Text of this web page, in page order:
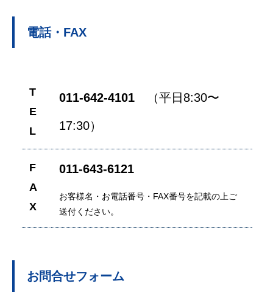
電話・FAX
T
E
L
011-642-4101 （平日8:30〜
17:30）
F
A
X
011-643-6121
お客様名・お電話番号・FAX番号を記載の上ご
送付ください。
お問合せフォーム